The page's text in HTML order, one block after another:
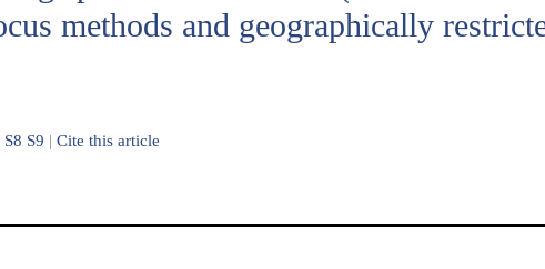
methods and geographically
S8 S9 | Cite this article